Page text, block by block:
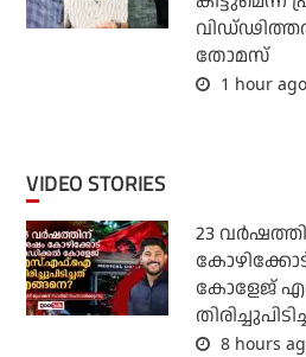
തോമസ്
1 hour ago
VIDEO STORIES
23
കോളേജ്
8 hours